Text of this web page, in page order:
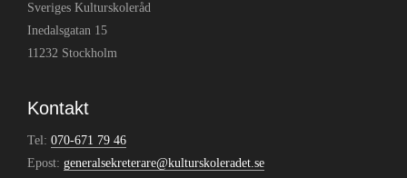
Sveriges Kulturskoleråd
Inedalsgatan 15
11232 Stockholm
Kontakt
Tel: 070-671 79 46
Epost: generalsekreterare@kulturskoleradet.se